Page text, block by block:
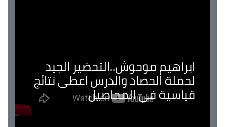
ابراهيم موحوش..التحضير الجيد
لحملة الحصاد والدرس اعطى نتائج
قياسية في المحاصيل